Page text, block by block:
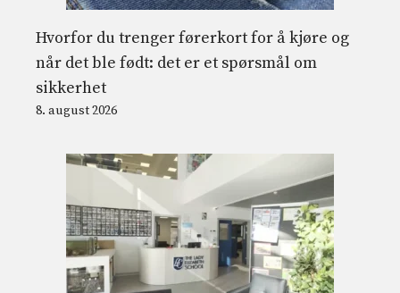
Hvorfor du trenger førerkort for å kjøre og
når det ble født: det er et spørsmål om
sikkerhet
8. august 2026